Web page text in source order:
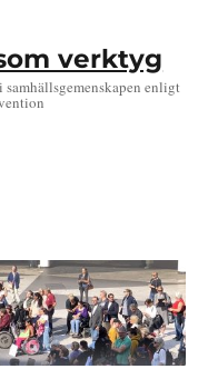
verktyg
enligt